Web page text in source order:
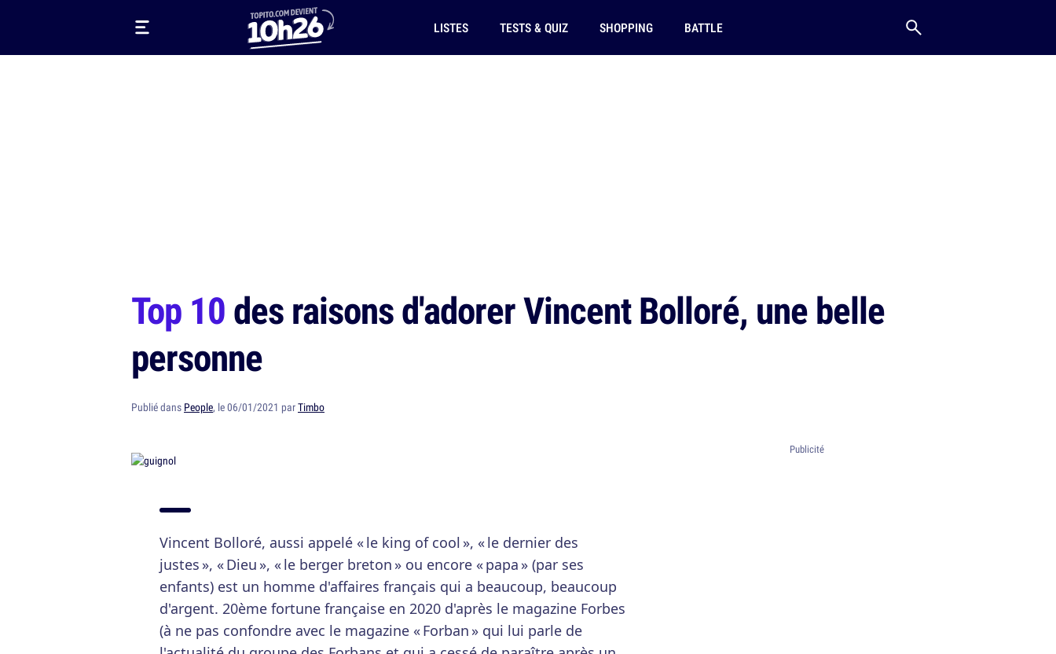
LISTES TESTS & QUIZ SHOPPING BATTLE
Top 10des raisons d'adorer Vincent Bolloré, une belle
personne
Publié dans People, le 06/01/2021 parTimbo
Vincent Bolloré, aussi appelé « le king of cool », « le dernier des
justes », « Dieu », « le berger breton » ou encore « papa » (par ses
enfants) est un homme d'affaires français qui a beaucoup, beaucoup
d'argent. 20ème fortune française en 2020 d'après le magazine Forbes
(à ne pas confondre avec le magazine « Forban » qui lui parle de